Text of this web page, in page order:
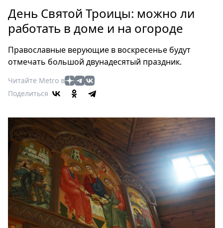
Россия
Мир
Еда
Мода
Театр
Афиша
Книги
Выставки
Пресс-
релизы
О
Metro
Стримы
День Святой Троицы: можно ли
работать в доме и на огороде
Православные верующие в воскресенье будут
отмечать большой двунадесятый праздник.
Читайте Metro в
Поделиться